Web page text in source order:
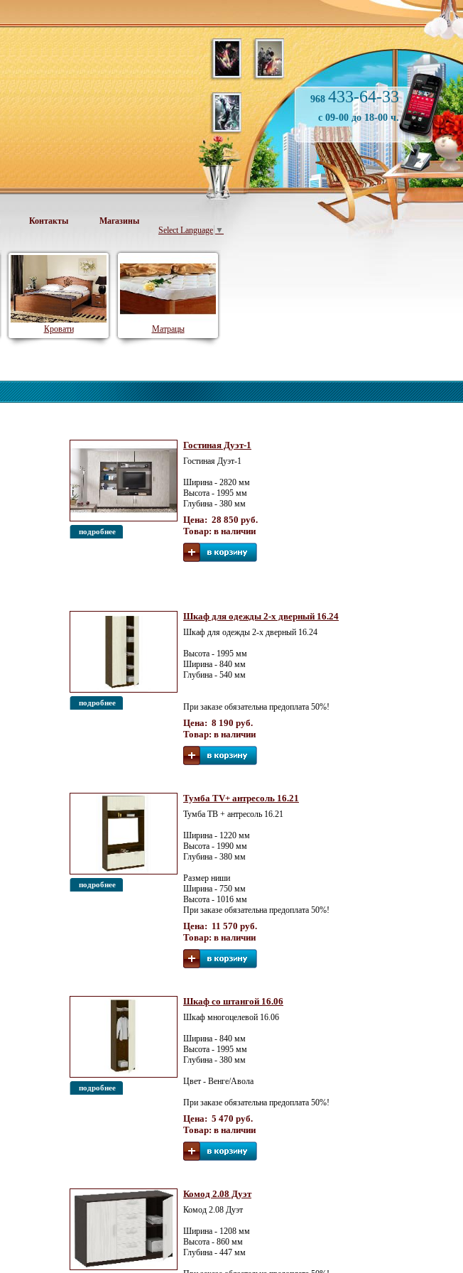
968 433-64-33
с 09-00 до 18-00 ч.
Контакты
Магазины
Select Language ▼
Кровати Матрацы
подробнее
Гостиная Дуэт-1
Гостиная Дуэт-1
Ширина - 2820 мм
Высота - 1995 мм
Глубина - 380 мм
Цена: 28 850 руб.
Товар: в наличии
подробнее
Шкаф для одежды 2-х дверный 16.24
Шкаф для одежды 2-х дверный 16.24
Высота - 1995 мм
Ширина - 840 мм
Глубина - 540 мм
При заказе обязательна предоплата 50%!
Цена: 8 190 руб.
Товар: в наличии
подробнее
Тумба TV+ антресоль 16.21
Тумба ТВ + антресоль 16.21
Ширина - 1220 мм
Высота - 1990 мм
Глубина - 380 мм
Размер ниши
Ширина - 750 мм
Высота - 1016 мм
При заказе обязательна предоплата 50%!
Цена: 11 570 руб.
Товар: в наличии
подробнее
Шкаф со штангой 16.06
Шкаф многоцелевой 16.06
Ширина - 840 мм
Высота - 1995 мм
Глубина - 380 мм
Цвет - Венге/Авола
При заказе обязательна предоплата 50%!
Цена: 5 470 руб.
Товар: в наличии
Комод 2.08 Дуэт
Комод 2.08 Дуэт
Ширина - 1208 мм
Высота - 860 мм
Глубина - 447 мм